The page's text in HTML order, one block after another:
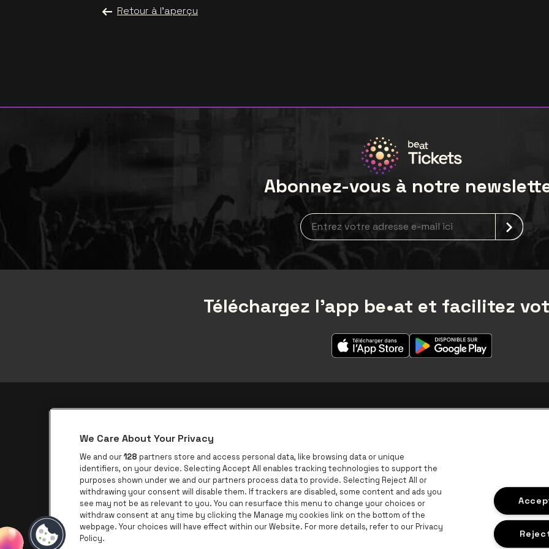
Retour à l'aperçu
Abonnez-vous à notre
Inscription à la newsletter
Téléchargez l'app be•at et facilitez
Application be•at
be•at Corporate
be•at Business
Groupes
Helpcenter
Contact
BNP Paribas Fortis -
We Care About Your Privacy
We and our128 partners store and access personal data, like browsing data or unique
identifiers, on your device. Selecting Accept All enables tracking technologies to support the
purposes shown under we and our partners process data to provide. Selecting Reject All or
withdrawing your consent will disable them. If trackers are disabled, some content and ads you
see may not be as relevant to you. You can resurface this menu to change your choices or
withdraw consent at any time by clicking the Manage my cookies link on the bottom of the
webpage. Your choices will have effect within our Website. For more details, refer to our Privacy
Policy.